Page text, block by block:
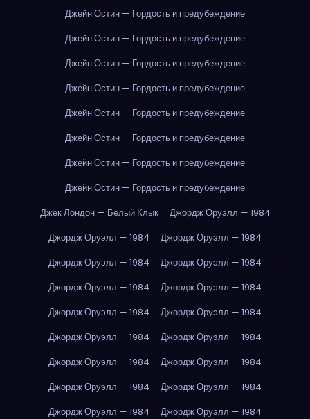
Джейн Остин — Гордость и предубеждение
Джейн Остин — Гордость и предубеждение
Джейн Остин — Гордость и предубеждение
Джейн Остин — Гордость и предубеждение
Джейн Остин — Гордость и предубеждение
Джейн Остин — Гордость и предубеждение
Джейн Остин — Гордость и предубеждение
Джейн Остин — Гордость и предубеждение
Джек Лондон — Белый Клык
Джордж Оруэлл — 1984
Джордж Оруэлл — 1984
Джордж Оруэлл — 1984
Джордж Оруэлл — 1984
Джордж Оруэлл — 1984
Джордж Оруэлл — 1984
Джордж Оруэлл — 1984
Джордж Оруэлл — 1984
Джордж Оруэлл — 1984
Джордж Оруэлл — 1984
Джордж Оруэлл — 1984
Джордж Оруэлл — 1984
Джордж Оруэлл — 1984
Джордж Оруэлл — 1984
Джордж Оруэлл — 1984
Джордж Оруэлл — 1984
Джордж Оруэлл — 1984